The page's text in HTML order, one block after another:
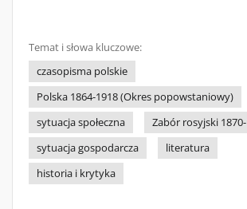
Temat i słowa kluczowe:
czasopisma polskie
Polska 1864-1918 (Okres popowstaniowy)
sytuacja społeczna
Zabór rosyjski
sytuacja gospodarcza
literatura
historia i krytyka